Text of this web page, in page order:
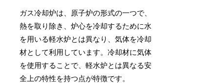
ガス冷却炉は、原子炉の形式の一つで、
熱を取り除き、炉心を冷却するために水
を用いる軽水炉とは異なり、気体を冷却
材として利用しています。冷却材に気体
を使用することで、軽水炉とは異なる安
全上の特性を持つ点が特徴です。